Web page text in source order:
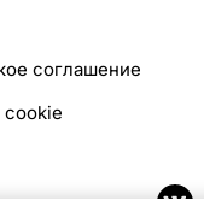
соглашение
cookie